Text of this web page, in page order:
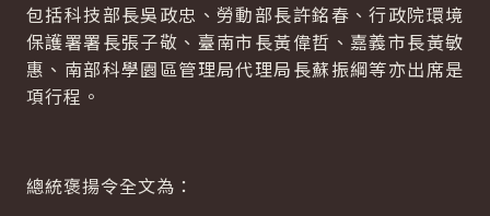
包括科技部長吳政忠、勞動部長許銘春、行政院環境
保護署署長張子敬、臺南市長黃偉哲、嘉義市長黃敏
惠、南部科學園區管理局代理局長蘇振綱等亦出席是
項行程。
總統褒揚令全文為：